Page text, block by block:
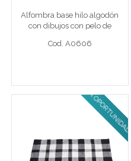
Cod. A0606
Alfombra base hilo algodón
con dibujos con pelo de
rombos - Ver tamaños
Cod. A0606
ULTIMA OPORTUNIDAD!